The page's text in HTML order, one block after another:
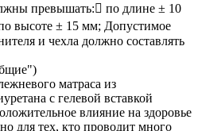
превышать: по длине ± 10
высоте ± 15 мм; Допустимое
и чехла должно составлять
матраса из
с гелевой вставкой
влияние на здоровье
для тех, кто проводит много